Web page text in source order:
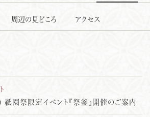
周辺の見どころ アクセス
園祭限定イベント『祭釜』開催のご案内